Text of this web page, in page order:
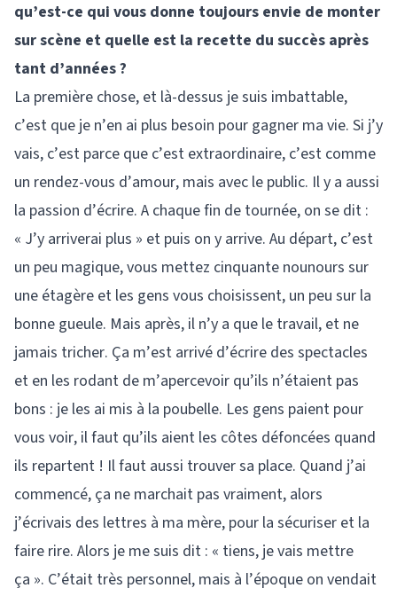
qu’est-ce qui vous donne toujours envie de monter
sur scène et quelle est la recette du succès après
tant d’années ?
La première chose, et là-dessus je suis imbattable,
c’est que je n’en ai plus besoin pour gagner ma vie. Si j’y
vais, c’est parce que c’est extraordinaire, c’est comme
un rendez-vous d’amour, mais avec le public. Il y a aussi
la passion d’écrire. A chaque fin de tournée, on se dit :
« J’y arriverai plus » et puis on y arrive. Au départ, c’est
un peu magique, vous mettez cinquante nounours sur
une étagère et les gens vous choisissent, un peu sur la
bonne gueule. Mais après, il n’y a que le travail, et ne
jamais tricher. Ça m’est arrivé d’écrire des spectacles
et en les rodant de m’apercevoir qu’ils n’étaient pas
bons : je les ai mis à la poubelle. Les gens paient pour
vous voir, il faut qu’ils aient les côtes défoncées quand
ils repartent ! Il faut aussi trouver sa place. Quand j’ai
commencé, ça ne marchait pas vraiment, alors
j’écrivais des lettres à ma mère, pour la sécuriser et la
faire rire. Alors je me suis dit : « tiens, je vais mettre
ça ». C’était très personnel, mais à l’époque on vendait